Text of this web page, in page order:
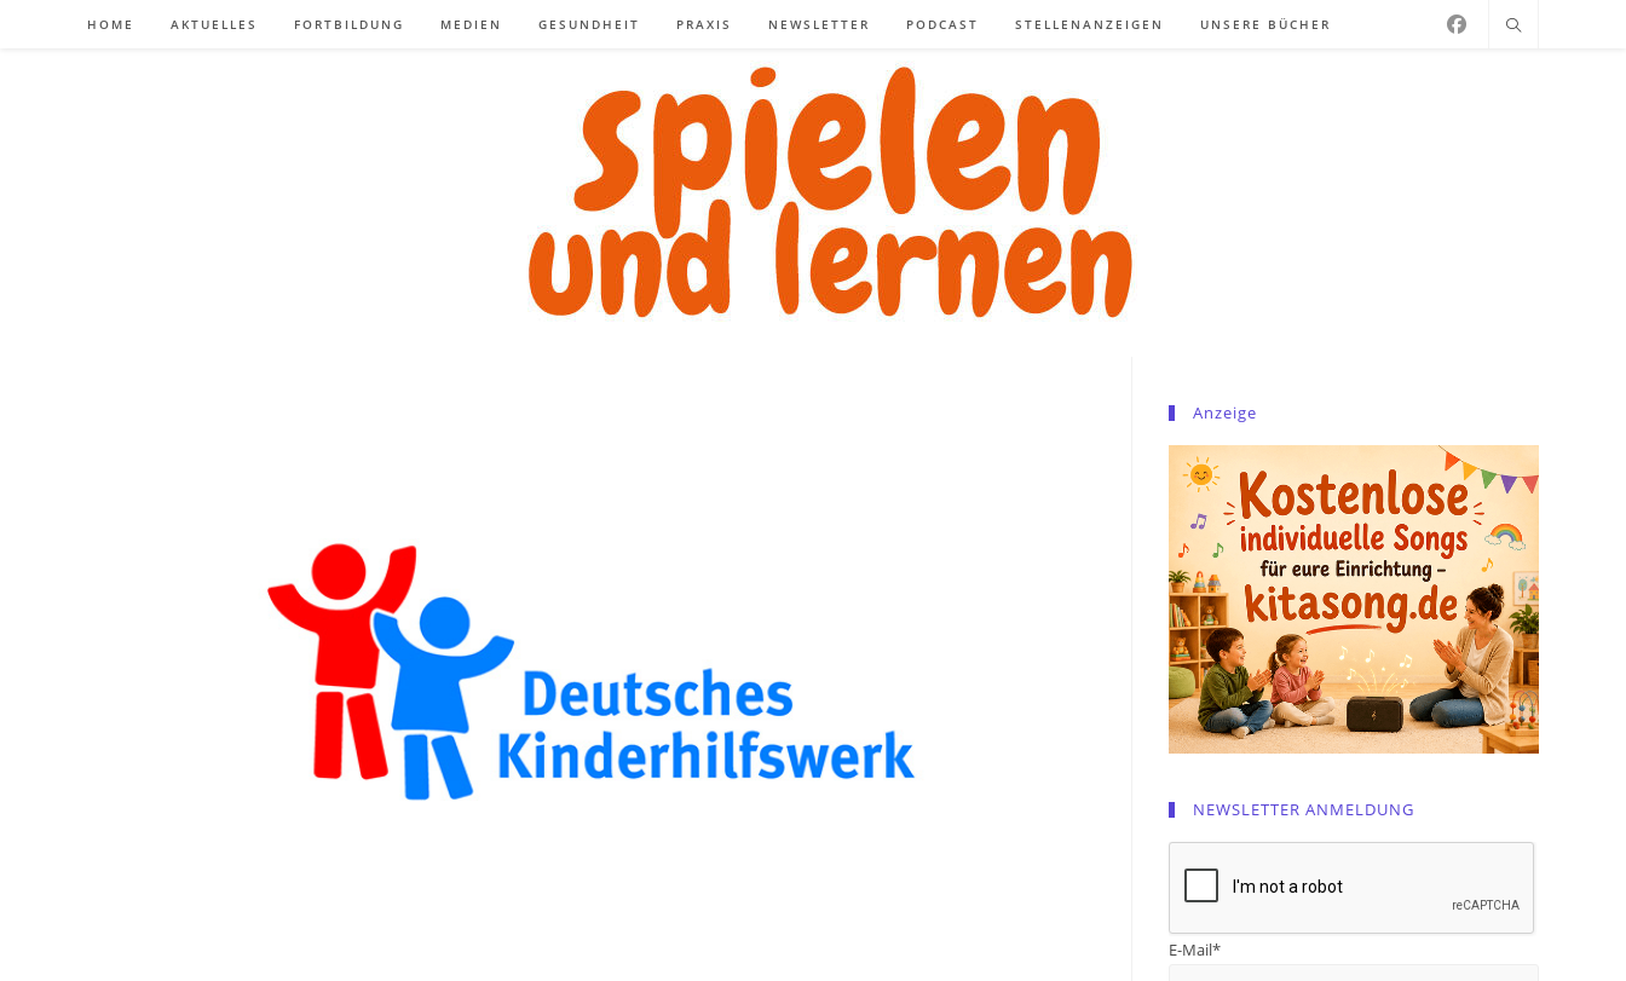
HOME AKTUELLES FORTBILDUNG MEDIEN GESUNDHEIT PRAXIS NEWSLETTER PODCAST STELLENANZEIGEN UNSERE BÜCHER
Anzeige
NEWSLETTER ANMELDUNG
E-Mail*